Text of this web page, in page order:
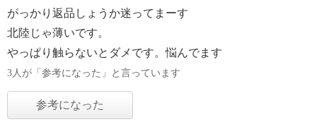
がっかり返品しょうか迷ってまーす
北陸じゃ薄いです。
やっぱり触らないとダメです。悩んでます
3人が「参考になった」と言っています
参考になった